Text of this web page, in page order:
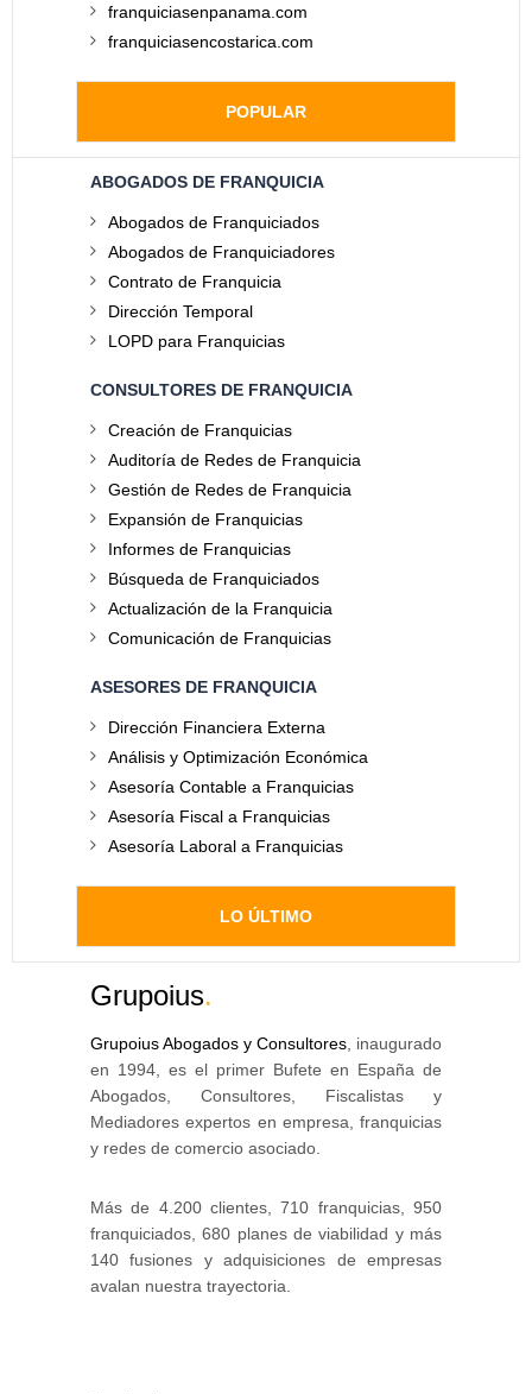
franquiciasenpanama.com
franquiciasencostarica.com
POPULAR
ABOGADOS DE FRANQUICIA
Abogados de Franquiciados
Abogados de Franquiciadores
Contrato de Franquicia
Dirección Temporal
LOPD para Franquicias
CONSULTORES DE FRANQUICIA
Creación de Franquicias
Auditoría de Redes de Franquicia
Gestión de Redes de Franquicia
Expansión de Franquicias
Informes de Franquicias
Búsqueda de Franquiciados
Actualización de la Franquicia
Comunicación de Franquicias
ASESORES DE FRANQUICIA
Dirección Financiera Externa
Análisis y Optimización Económica
Asesoría Contable a Franquicias
Asesoría Fiscal a Franquicias
Asesoría Laboral a Franquicias
LO ÚLTIMO
Grupoius.
Grupoius Abogados y Consultores , inaugurado
en 1994, es el primer Bufete en España de
Abogados, Consultores, Fiscalistas y
Mediadores expertos en empresa, franquicias
y redes de comercio asociado.
Más de 4.200 clientes, 710 franquicias, 950
franquiciados, 680 planes de viabilidad y más
140 fusiones y adquisiciones de empresas
avalan nuestra trayectoria.